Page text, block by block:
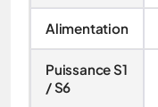
Alimentation
Puissance S1
/ S6